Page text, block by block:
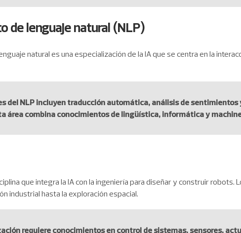
de lenguaje natural (NLP)
natural es una especialización de la IA que se centra en la
del NLP incluyen traducción automática, análisis de
área combina conocimientos de lingüística, informática y
que integra la IA con la ingeniería para diseñar y construir robots.
industrial hasta la exploración espacial.
requiere conocimientos en control de sistemas, sensores,